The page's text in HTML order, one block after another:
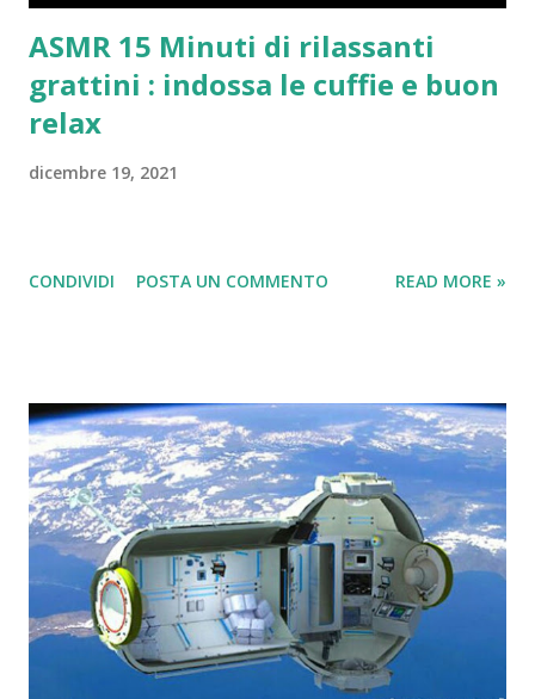
settantamila monete da 2,5 euro ...
ASMR 15 Minuti di rilassanti
grattini : indossa le cuffie e buon
relax
dicembre 19, 2021
CONDIVIDI POSTA UN COMMENTO READ MORE »